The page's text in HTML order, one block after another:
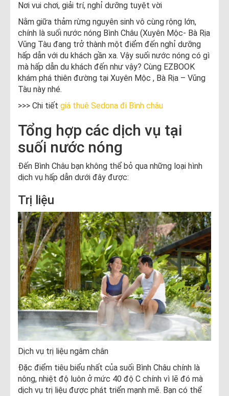
Nơi vui chơi, giải trí, nghỉ dưỡng tuyệt vời
Nằm giữa thảm rừng nguyên sinh vô cùng rộng lớn,
chính là suối nước nóng Bình Châu (Xuyên Mộc- Bà Rịa
Vũng Tàu đang trở thành một điểm đến nghỉ dưỡng
hấp dẫn với du khách gần xa. Vậy suối nước nóng có gì
mà hấp dẫn du khách đến như vậy? Cùng EZBOOK
khám phá thiên đường tại Xuyên Mộc , Bà Rịa – Vũng
Tàu này nhé.
>>> Chi tiết giá thuê Sedona đi Bình châu
Tổng hợp các dịch vụ tại
suối nước nóng
Đến Bình Châu bạn không thể bỏ qua những loại hình
dịch vụ hấp dẫn dưới đây được:
Trị liệu
Dịch vụ trị liệu ngâm chân
Đặc điểm tiêu biểu nhất của suối Bình Châu chính là
nông, nhiệt độ luôn ở mức 40 độ C chính vì lẽ đó mà
dịch vụ trị liệu được phát triển mạnh mẽ. Bạn có thể